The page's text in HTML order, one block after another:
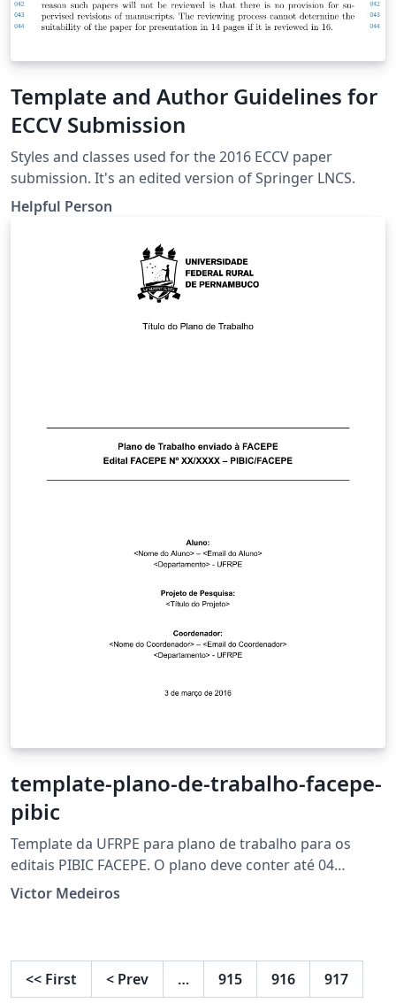
Template and Author Guidelines for
ECCV Submission
Styles and classes used for the 2016 ECCV paper
submission. It's an edited version of Springer LNCS.
Helpful Person
template-plano-de-trabalho-facepe-
pibic
Template da UFRPE para plano de trabalho para os
editais PIBIC FACEPE. O plano deve conter até 04
(quatro) páginas, excetuando-se a capa e incluindo-se
Victor Medeiros
<< First < Prev … 915 916 917